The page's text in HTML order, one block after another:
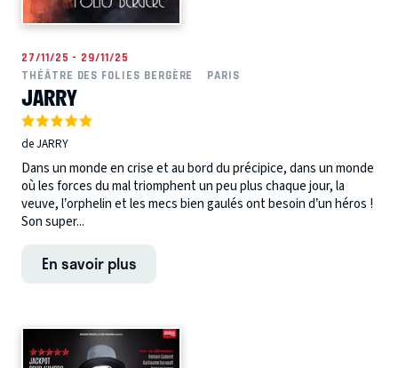
27/11/25 - 29/11/25
THÉÂTRE DES FOLIES BERGÈRE
PARIS
JARRY
de JARRY
Dans un monde en crise et au bord du précipice, dans un monde
où les forces du mal triomphent un peu plus chaque jour, la
veuve, l’orphelin et les mecs bien gaulés ont besoin d’un héros !
Son super...
En savoir plus